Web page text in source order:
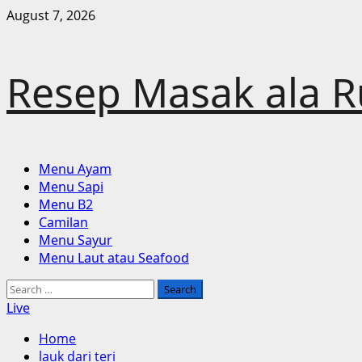
Skip
August 7, 2026
Resep Masak ala
Primary
Menu
Menu Ayam
Menu Sapi
Menu B2
Camilan
Menu Sayur
Menu Laut atau Seafood
Search
for:
Live
Home
lauk dari teri